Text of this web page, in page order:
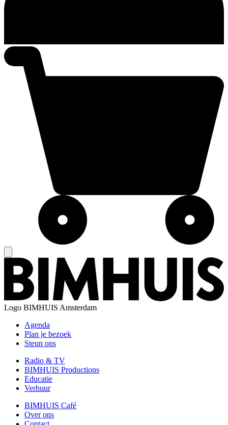
Logo BIMHUIS Amsterdam
Agenda
Plan je bezoek
Steun ons
Radio & TV
BIMHUIS Productions
Educatie
Verhuur
BIMHUIS Café
Over ons